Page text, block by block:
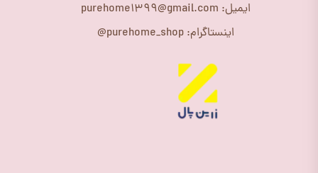
ایمیل: purehome1399@gmail.com
اینستاگرام: purehome_shop@